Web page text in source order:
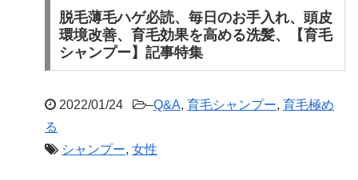
脱毛薄毛ハゲ必読、毎日のお手入れ、頭皮
環境改善、育毛効果を高める洗髪、【育毛
シャンプー】記事特集
2022/01/24 –Q&A, 育毛シャンプー, 育毛極め
る
シャンプー, 女性